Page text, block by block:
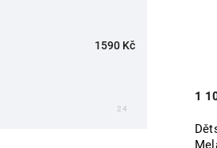
1590 Kč
24
1